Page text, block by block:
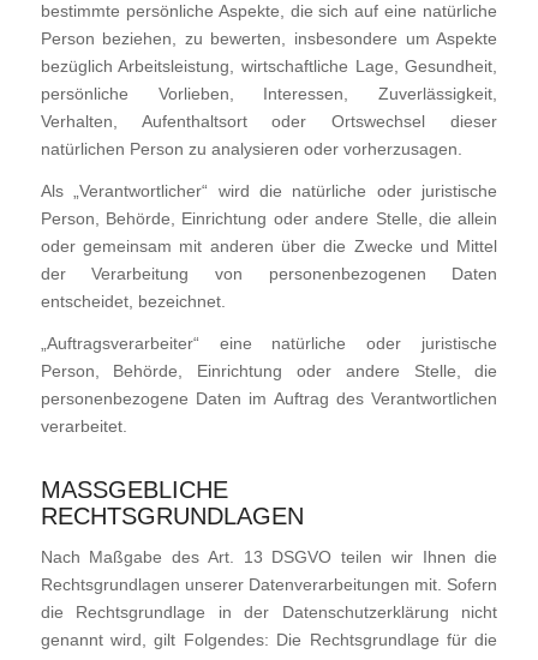
bestimmte persönliche Aspekte, die sich auf eine natürliche
Person beziehen, zu bewerten, insbesondere um Aspekte
bezüglich Arbeitsleistung, wirtschaftliche Lage, Gesundheit,
persönliche Vorlieben, Interessen, Zuverlässigkeit,
Verhalten, Aufenthaltsort oder Ortswechsel dieser
natürlichen Person zu analysieren oder vorherzusagen.
Als „Verantwortlicher“ wird die natürliche oder juristische
Person, Behörde, Einrichtung oder andere Stelle, die allein
oder gemeinsam mit anderen über die Zwecke und Mittel
der Verarbeitung von personenbezogenen Daten
entscheidet, bezeichnet.
„Auftragsverarbeiter“ eine natürliche oder juristische
Person, Behörde, Einrichtung oder andere Stelle, die
personenbezogene Daten im Auftrag des Verantwortlichen
verarbeitet.
MASSGEBLICHE R
ECHTSGRUNDLAGEN
Nach Maßgabe des Art. 13 DSGVO teilen wir Ihnen die
Rechtsgrundlagen unserer Datenverarbeitungen mit. Sofern
die Rechtsgrundlage in der Datenschutzerklärung nicht
genannt wird, gilt Folgendes: Die Rechtsgrundlage für die